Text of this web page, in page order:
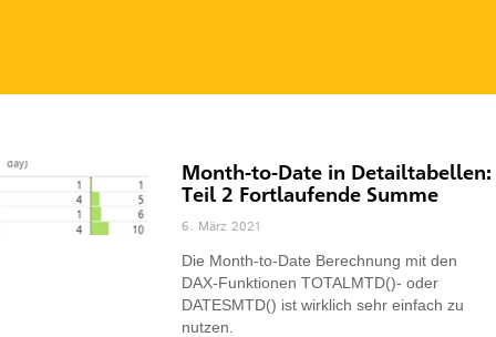
Month-to-Date in Detailtabellen:
Teil 2 Fortlaufende Summe
6. März 2021
Die Month-to-Date Berechnung mit den
DAX-Funktionen TOTALMTD()- oder
DATESMTD() ist wirklich sehr einfach zu
nutzen.